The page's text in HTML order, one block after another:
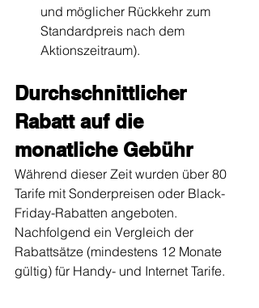
und möglicher Rückkehr zum
Standardpreis nach dem
Aktionszeitraum).
Durchschnittlicher
Rabatt auf die
monatliche Gebühr
Während dieser Zeit wurden über 80
Tarife mit Sonderpreisen oder Black-
Friday-Rabatten angeboten.
Nachfolgend ein Vergleich der
Rabattsätze (mindestens 12 Monate
gültig) für Handy- und Internet Tarife.